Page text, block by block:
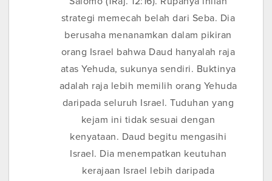
strategi memecah belah dari Seba. Dia
berusaha menanamkan dalam pikiran
orang Israel bahwa Daud hanyalah raja
atas Yehuda, sukunya sendiri. Buktinya
adalah raja lebih memilih orang Yehuda
daripada seluruh Israel. Tuduhan yang
kejam ini tidak sesuai dengan
kenyataan. Daud begitu mengasihi
Israel. Dia menempatkan keutuhan
kerajaan Israel lebih daripada